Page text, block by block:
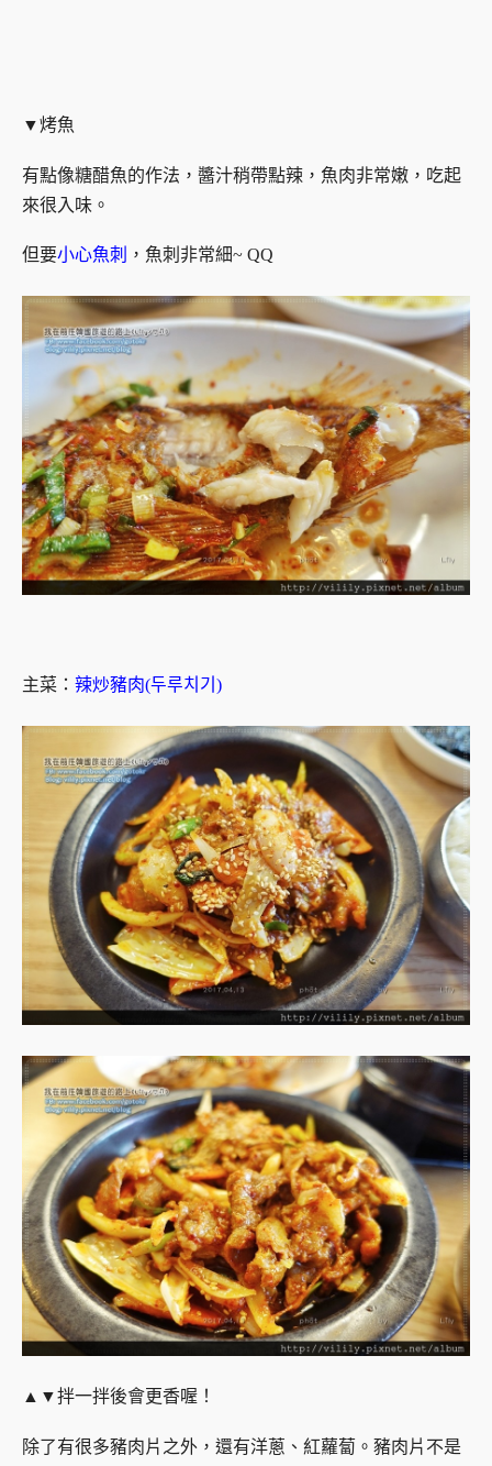
▼烤魚
有點像糖醋魚的作法，醬汁稍帶點辣，魚肉非常嫩，吃起
來很入味。
但要小心魚刺 ，魚刺非常細~ QQ
主菜： 辣炒豬肉(두루치기)
▲▼拌一拌後會更香喔！
除了有很多豬肉片之外，還有洋蔥、紅蘿蔔。豬肉片不是